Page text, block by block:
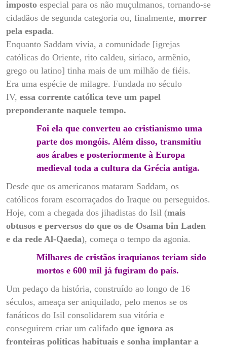
imposto especial para os não muçulmanos, tornando-se
cidadãos de segunda categoria ou, finalmente, morrer
pela espada.
Enquanto Saddam vivia, a comunidade [igrejas
católicas do Oriente, rito caldeu, siríaco, armênio,
grego ou latino] tinha mais de um milhão de fiéis.
Era uma espécie de milagre. Fundada no século
IV, essa corrente católica teve um papel
preponderante naquele tempo.
Foi ela que converteu ao cristianismo uma
parte dos mongóis. Além disso, transmitiu
aos árabes e posteriormente à Europa
medieval toda a cultura da Grécia antiga.
Desde que os americanos mataram Saddam, os
católicos foram escorraçados do Iraque ou perseguidos.
Hoje, com a chegada dos jihadistas do Isil (mais
obtusos e perversos do que os de Osama bin Laden
e da rede Al-Qaeda), começa o tempo da agonia.
Milhares de cristãos iraquianos teriam sido
mortos e 600 mil já fugiram do país.
Um pedaço da história, construído ao longo de 16
séculos, ameaça ser aniquilado, pelo menos se os
fanáticos do Isil consolidarem sua vitória e
conseguirem criar um califado que ignora as
fronteiras políticas habituais e sonha implantar a